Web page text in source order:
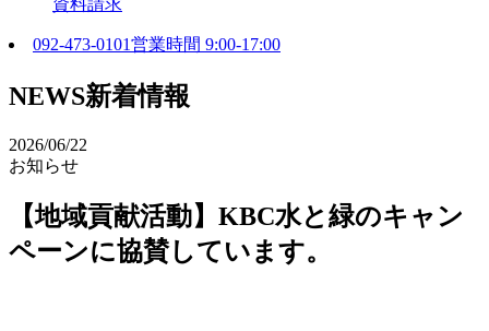
092-473-0101営業時間 9:00-17:00
NEWS新着情報
2026/06/22
お知らせ
【地域貢献活動】KBC水と緑のキャン
ペーンに協賛しています。